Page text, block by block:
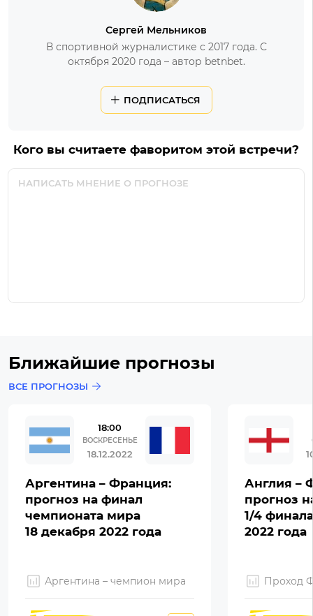
Сергей Мельников
В спортивной журналистике с 2017 года. С
октября 2020 года – автор betnbet.
ПОДПИСАТЬСЯ
Кого вы считаете фаворитом этой встречи?
Ближайшие прогнозы
ВСЕ ПРОГНОЗЫ
18:00
ВОСКРЕСЕНЬЕ
18.12.2022
Аргентина – Франция:
прогноз на финал
чемпионата мира
18 декабря 2022 года
Аргентина – чемпион мира
Англия –
прогноз
1/4
2022 года
Проход